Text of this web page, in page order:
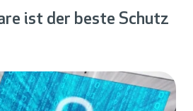
ist der beste Schutz